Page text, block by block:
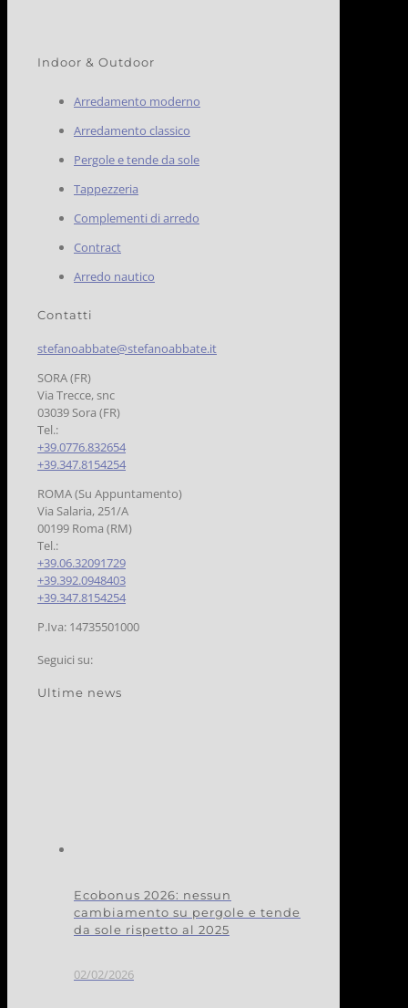
Indoor & Outdoor
Arredamento moderno
Arredamento classico
Pergole e tende da sole
Tappezzeria
Complementi di arredo
Contract
Arredo nautico
Contatti
stefanoabbate@stefanoabbate.it
SORA (FR)
Via Trecce, snc
03039 Sora (FR)
Tel.:
+39.0776.832654
+39.347.8154254
ROMA (Su Appuntamento)
Via Salaria, 251/A
00199 Roma (RM)
Tel.:
+39.06.32091729
+39.392.0948403
+39.347.8154254
P.Iva: 14735501000
Seguici su:
Ultime news
Ecobonus 2026: nessun
cambiamento su pergole e tende
da sole rispetto al 2025
02/02/2026